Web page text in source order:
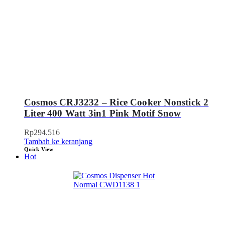
Cosmos CRJ3232 – Rice Cooker Nonstick 2
Liter 400 Watt 3in1 Pink Motif Snow
Rp294.516
Tambah ke keranjang
Quick View
Hot